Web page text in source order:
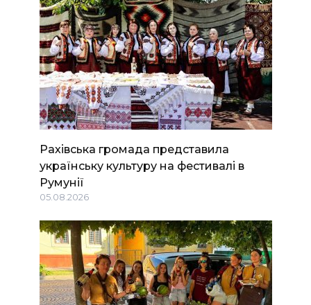
Рахівська громада представила
українську культуру на фестивалі в
Румунії
05.08.2026